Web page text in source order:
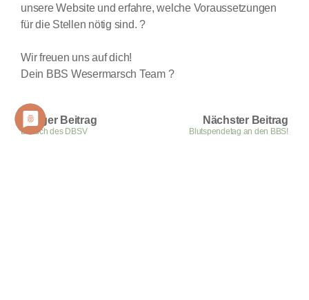
unsere Website und erfahre, welche Voraussetzungen
für die Stellen nötig sind. ?
Wir freuen uns auf dich!
Dein BBS Wesermarsch Team ?
Voriger Beitrag
Besuch des DBSV
Nächster Beitrag
Blutspendetag an den BBS!